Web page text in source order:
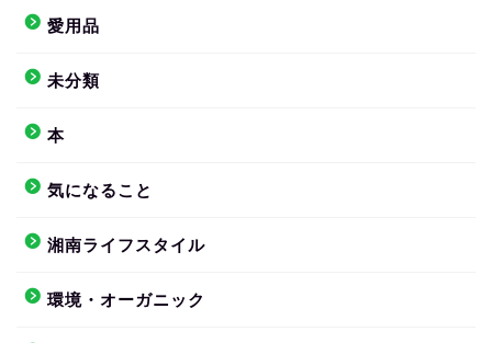
愛用品
未分類
本
気になること
湘南ライフスタイル
環境・オーガニック